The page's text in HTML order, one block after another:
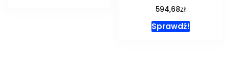
594,68zł
Sprawdź!